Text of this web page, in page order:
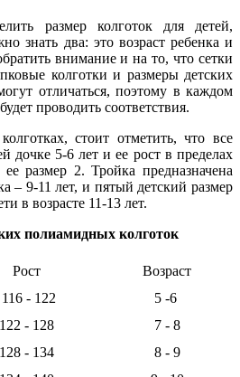
размер колготок для детей,
знать два: это возраст ребенка и
внимание и на то, что сетки
колготки и размеры детских
отличаться, поэтому в каждом
проводить соответствия.
стоит отметить, что все
дочке 5-6 лет и ее рост в пределах
размер 2. Тройка предназначена
– 9-11 лет, и пятый детский размер
в возрасте 11-13 лет.
полиамидных колготок
Рост
Возраст
116 - 122
5 -6
122 - 128
7 - 8
128 - 134
8 - 9